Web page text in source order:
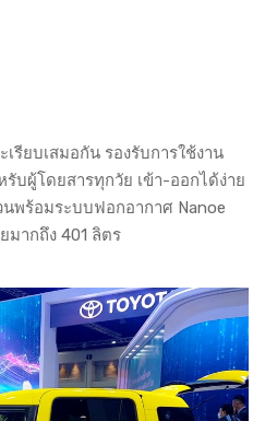
รียบเสมอกัน รองรับการใช้งาน
บผู้โดยสารทุกวัย เข้า-ออกได้ง่าย
พร้อมระบบฟอกอากาศ Nanoe
ากถึง 401 ลิตร